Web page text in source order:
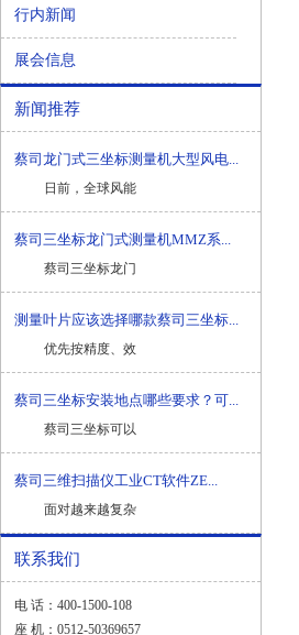
行内新闻
展会信息
新闻推荐
蔡司龙门式三坐标测量机大型风电...
日前，全球风能
蔡司三坐标龙门式测量机MMZ系...
蔡司三坐标龙门
测量叶片应该选择哪款蔡司三坐标...
优先按精度、效
蔡司三坐标安装地点哪些要求？可...
蔡司三坐标可以
蔡司三维扫描仪工业CT软件ZE...
面对越来越复杂
联系我们
电 话：400-1500-108
座 机：0512-50369657